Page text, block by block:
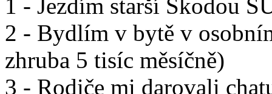
1 - Jezdím starší Škodou
2 - Bydlím v bytě v
zhruba 5 tisíc měsíčně)
3 - Rodiče mi darovali